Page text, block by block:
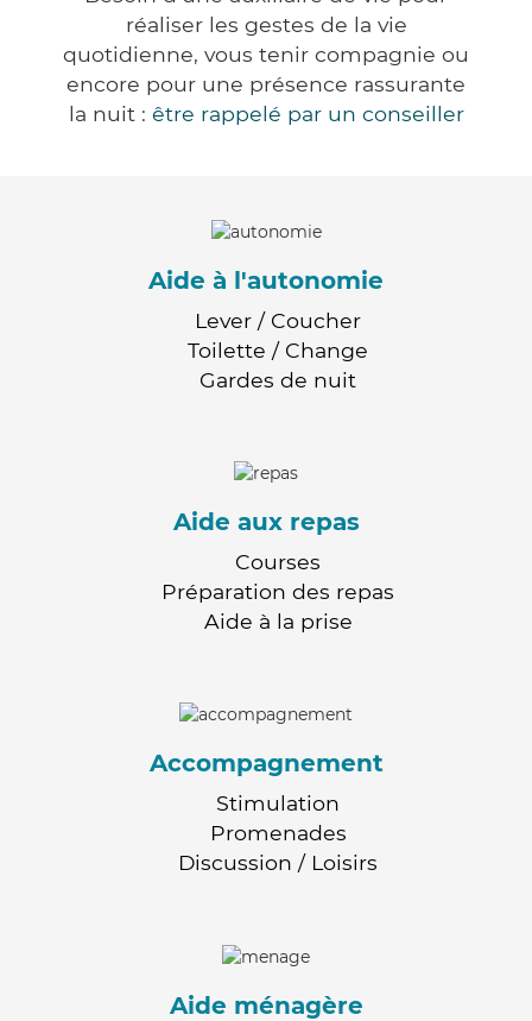
réaliser les gestes de la vie
quotidienne, vous tenir compagnie ou
encore pour une présence rassurante
la nuit : être rappelé par un conseiller
Aide à l'autonomie
Lever / Coucher
Toilette / Change
Gardes de nuit
Aide aux repas
Courses
Préparation des repas
Aide à la prise
Accompagnement
Stimulation
Promenades
Discussion / Loisirs
Aide ménagère